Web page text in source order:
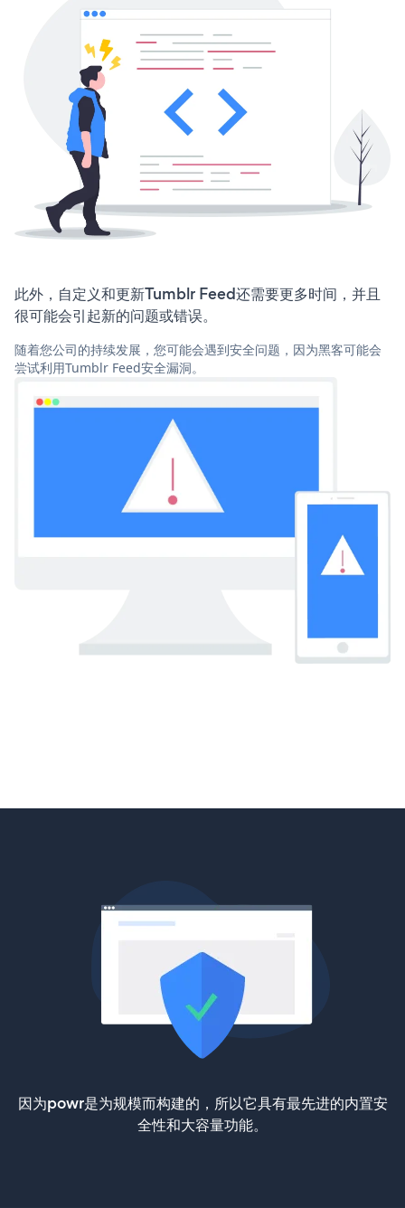
此外，自定义和更新Tumblr Feed还需要更多时间，并且
很可能会引起新的问题或错误。
随着您公司的持续发展，您可能会遇到安全问题，因为黑客可能会
尝试利用Tumblr Feed安全漏洞。
因为powr是为规模而构建的，所以它具有最先进的内置安
全性和大容量功能。